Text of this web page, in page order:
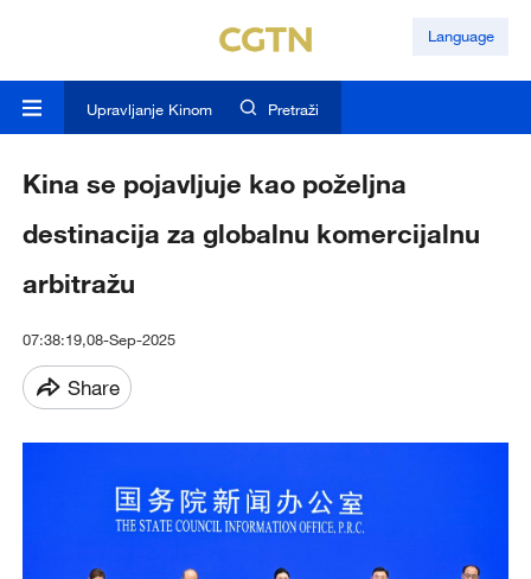
Language
Upravljanje Kinom Pretraži
Kina se pojavljuje kao poželjna
destinacija za globalnu komercijalnu
arbitražu
07:38:19,08-Sep-2025
Share